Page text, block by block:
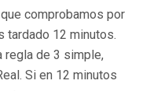
comprobamos por
tardado 12 minutos.
regla de 3 simple,
Si en 12 minutos